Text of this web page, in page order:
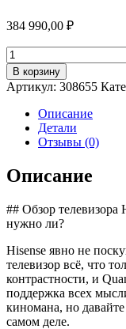
384 990,00 ₽
Количество
товара
4K
телевизор
Hisense
100U7KQ
В корзину
Артикул: 308655
Описание
Детали
Отзывы (0)
Описание
## Обзор телевизора
нужно ли?
Hisense явно не
телевизор всё, что
контрастности, и
поддержка всех
киномана, но
самом деле.